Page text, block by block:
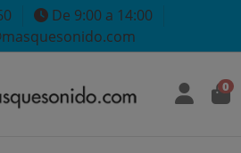
De 9:00 a 14:00
0